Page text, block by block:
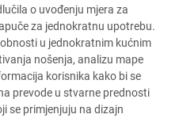
o uvođenju mjera za
za jednokratnu upotrebu.
u jednokratnim kućnim
nošenja, analizu mape
korisnika kako bi se
prevode u stvarne prednosti
se primjenjuju na dizajn